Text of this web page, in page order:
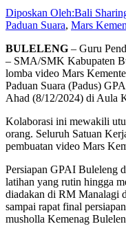
Diposkan Oleh:Bali
Paduan Suara, Mars
BULELENG – Guru
– SMA/SMK Kabupaten
lomba video Mars
Paduan Suara (Padus)
Ahad (8/12/2024) di Aula
Kolaborasi ini mewakili
orang. Seluruh Satuan
pembuatan video Mars
Persiapan GPAI Buleleng
latihan yang rutin hingga
diadakan di RM Manalagi
sampai rapat final
musholla Kemenag